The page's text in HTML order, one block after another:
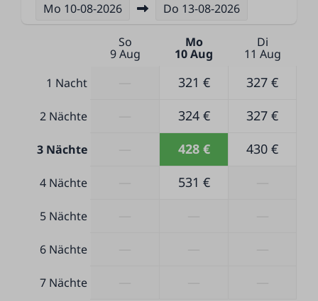
Mo 10-08-2026 Do 13-08-2026
So
9 Aug
Mo
10 Aug
Di
11 Aug
1 Nacht
321 € 327 €
2 Nächte 324 € 327 €
3 Nächte 428 € 430 €
4 Nächte 531 €
5 Nächte
6 Nächte
7 Nächte